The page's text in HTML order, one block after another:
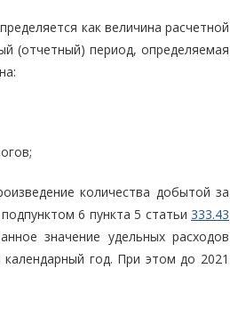
как величина расчетной
(отчетный) период, определяемая
количества добытой за
6 пункта 5 статьи 333.43
значение удельных расходов
год. При этом до 2021